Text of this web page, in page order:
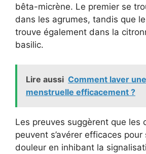
bêta-micrène. Le premier se
dans les agrumes, tandis que
trouve également dans la
basilic.
Lire aussi Comment laver
menstruelle efficacement ?
Les preuves suggèrent que les
peuvent s’avérer efficaces pour
douleur en inhibant la